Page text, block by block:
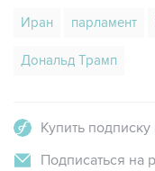
Иран парламент
Дональд Трамп
Купить
Подписаться на